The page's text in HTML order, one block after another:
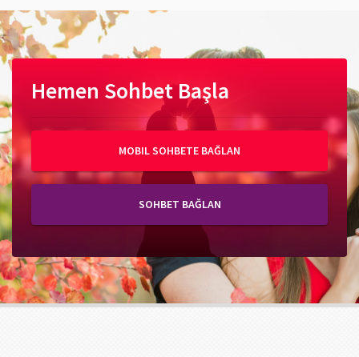
Hemen Sohbet Başla
MOBIL SOHBETE BAĞLAN
SOHBET BAĞLAN